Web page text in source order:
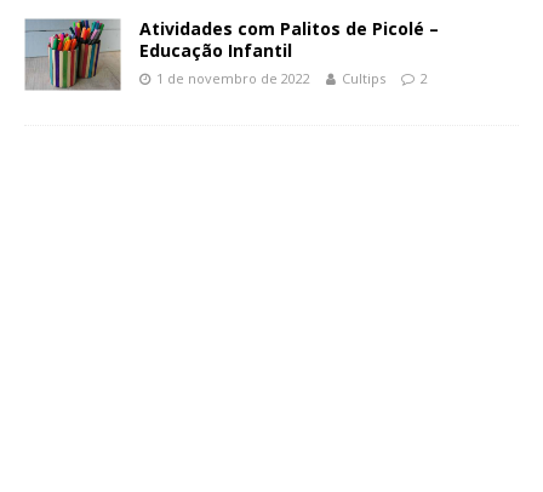
Atividades com Palitos de Picolé –
Educação Infantil
1 de novembro de 2022 Cultips 2